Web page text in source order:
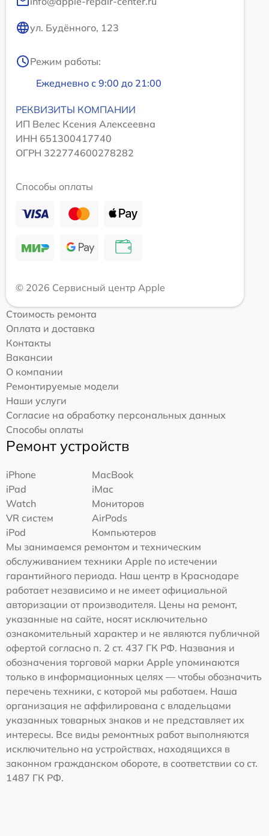
ул. Будённого, 123
Режим работы:
Ежедневно с 9:00 до 21:00
РЕКВИЗИТЫ КОМПАНИИ
ИП Велес Ксения Алексеевна
ИНН 651300417740
ОГРН 322774600278282
Способы оплаты
© 2026 Сервисный центр Apple
Стоимость ремонта
Оплата и доставка
Контакты
Вакансии
О компании
Ремонтируемые модели
Наши услуги
Согласие на обработку персональных данных
Способы оплаты
Ремонт устройств
iPhone
MacBook
iPad
iMac
Watch
Мониторов
VR систем
AirPods
iPod
Компьютеров
Мы занимаемся ремонтом и техническим
обслуживанием техники Apple по истечении
гарантийного периода. Наш центр в Краснодаре
работает независимо и не имеет официальной
авторизации от производителя. Цены на ремонт,
указанные на сайте, носят исключительно
ознакомительный характер и не являются публичной
офертой согласно п. 2 ст. 437 ГК РФ. Названия и
обозначения торговой марки Apple упоминаются
только в информационных целях — чтобы обозначить
перечень техники, с которой мы работаем. Наша
организация не аффилирована с владельцами
указанных товарных знаков и не представляет их
интересы. Все виды ремонтных работ выполняются
исключительно на устройствах, находящихся в
законном гражданском обороте, в соответствии со ст.
1487 ГК РФ.